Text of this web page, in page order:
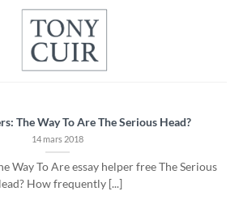
The Way To Are The Serious Head?
14 mars 2018
Way To Are essay helper free The Serious
How frequently [...]